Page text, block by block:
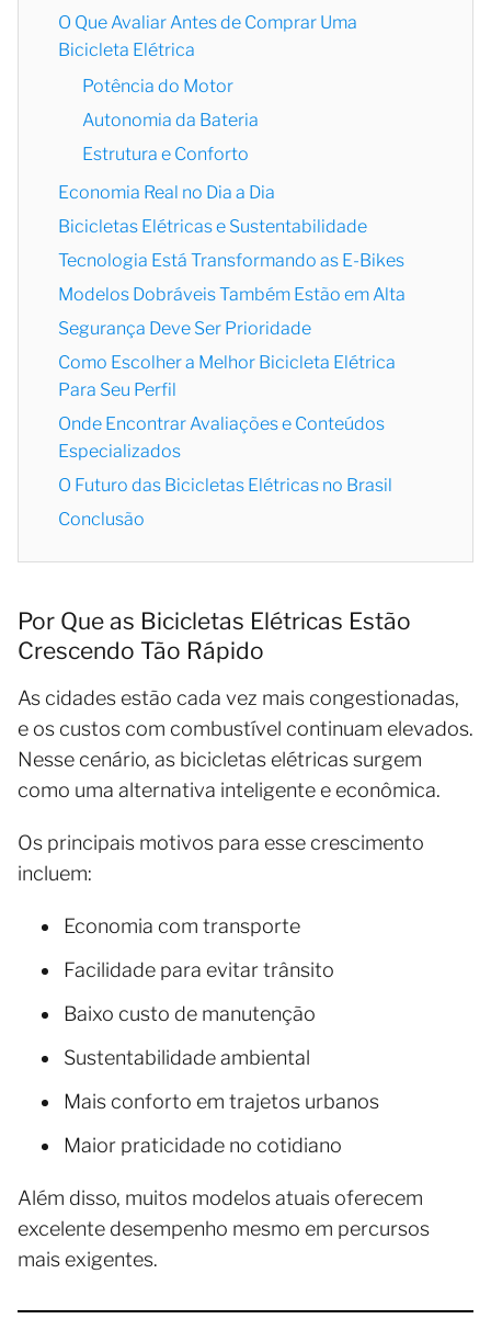
O Que Avaliar Antes de Comprar Uma
Bicicleta Elétrica
Potência do Motor
Autonomia da Bateria
Estrutura e Conforto
Economia Real no Dia a Dia
Bicicletas Elétricas e Sustentabilidade
Tecnologia Está Transformando as E-Bikes
Modelos Dobráveis Também Estão em Alta
Segurança Deve Ser Prioridade
Como Escolher a Melhor Bicicleta Elétrica
Para Seu Perfil
Onde Encontrar Avaliações e Conteúdos
Especializados
O Futuro das Bicicletas Elétricas no Brasil
Conclusão
Por Que as Bicicletas Elétricas Estão
Crescendo Tão Rápido
As cidades estão cada vez mais congestionadas,
e os custos com combustível continuam elevados.
Nesse cenário, as bicicletas elétricas surgem
como uma alternativa inteligente e econômica.
Os principais motivos para esse crescimento
incluem:
Economia com transporte
Facilidade para evitar trânsito
Baixo custo de manutenção
Sustentabilidade ambiental
Mais conforto em trajetos urbanos
Maior praticidade no cotidiano
Além disso, muitos modelos atuais oferecem
excelente desempenho mesmo em percursos
mais exigentes.